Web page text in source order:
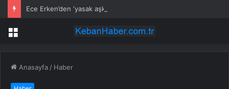
Menü
Anasayfa / Haber